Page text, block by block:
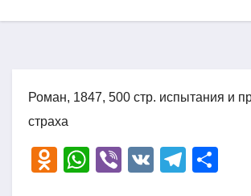
Роман, 1847, 500 стр. испытания и
страха
O
W
Vi
V
T